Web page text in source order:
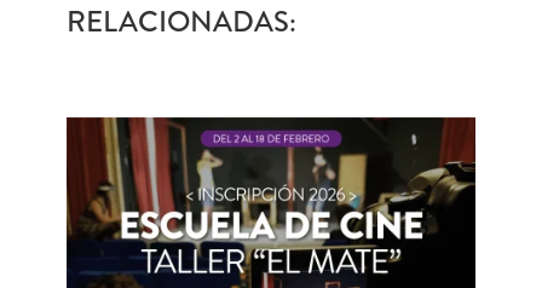
RELACIONADAS: